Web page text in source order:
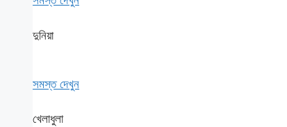
দুনিয়া
সমস্ত দেখুন
খেলাধুলা